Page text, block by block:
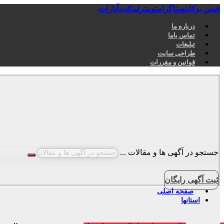
فیس بوکاینستاگرامتوییتر لینکدینآپارات
درباره ما
تماس باما
تبلیغات
طراحی سایت
قوانین و مقررات
جستجو در آگهی ها و مقالات ...
ثبت آگهی رایگان
صفحه اصلی
استانها